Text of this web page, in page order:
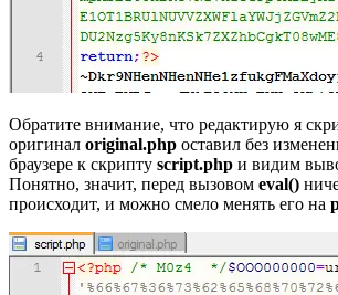
Обратите внимание, что редактирую я
оригинал original.php оставил без
браузере к скрипту script.php и видим
Понятно, значит, перед вызовом eval()
происходит, и можно смело менять его на